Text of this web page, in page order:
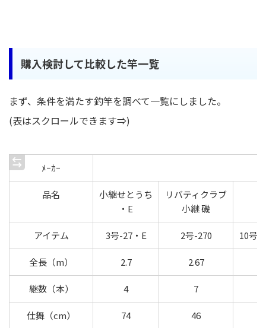
購入検討して比較した竿一覧
まず、条件を満たす釣竿を調べて一覧にしました。
(表はスクロールできます⇒)
ﾒｰｶｰ
品名
小継せとうち
・E
リバティクラブ
小継 磯
アイテム 3号-27・E 2号-270 10号-
全長（m） 2.7 2.67
継数（本） 4 7
仕舞（cm） 74 46